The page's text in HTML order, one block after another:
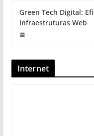
Green Tech Digital:
Infraestruturas Web
Internet